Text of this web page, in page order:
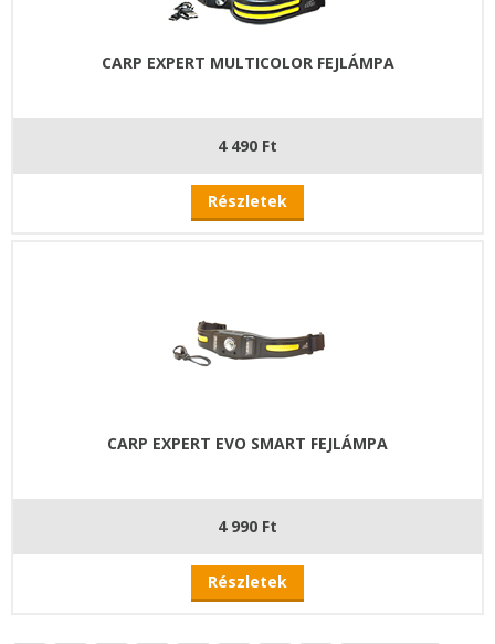
CARP EXPERT MULTICOLOR FEJLÁMPA
4 490 Ft
Részletek
CARP EXPERT EVO SMART FEJLÁMPA
4 990 Ft
Részletek